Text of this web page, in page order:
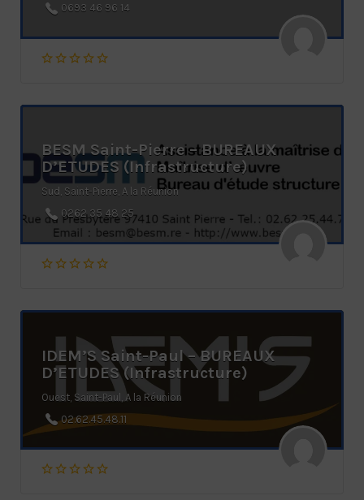
0693 46 96 14
BESM Saint-Pierre – BUREAUX
D’ETUDES (Infrastructure)
Sud, Saint-Pierre, A la Réunion
0262 35 48 25
IDEM’S Saint-Paul – BUREAUX
D’ETUDES (Infrastructure)
Ouest, Saint-Paul, A la Réunion
02.62.45.48.11